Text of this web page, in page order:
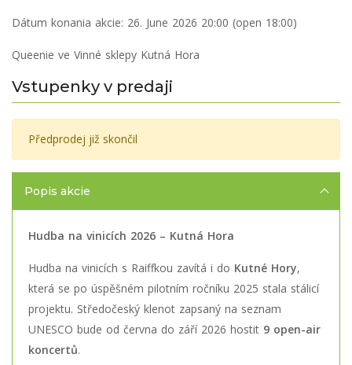
Dátum konania akcie: 26. June 2026 20:00 (open 18:00)
Queenie ve Vinné sklepy Kutná Hora
Vstupenky v predaji
Předprodej již skončil
Popis akcie
Hudba na vinicích 2026 – Kutná Hora
Hudba na vinicích s Raiffkou zavítá i do Kutné Hory,
která se po úspěšném pilotním ročníku 2025 stala stálicí
projektu. Středočeský klenot zapsaný na seznam
UNESCO bude od června do září 2026 hostit 9 open-air
koncertů.